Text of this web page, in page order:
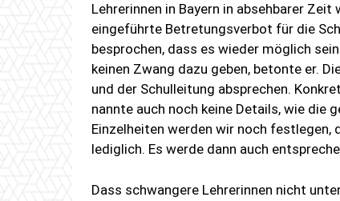
Lehrerinnen in Bayern in absehbarer
eingeführte Betretungsverbot für die
besprochen, dass es wieder möglich
keinen Zwang dazu geben, betonte er.
und der Schulleitung absprechen.
nannte auch noch keine Details, wie die
Einzelheiten werden wir noch festlegen,
lediglich. Es werde dann auch
Dass schwangere Lehrerinnen nicht